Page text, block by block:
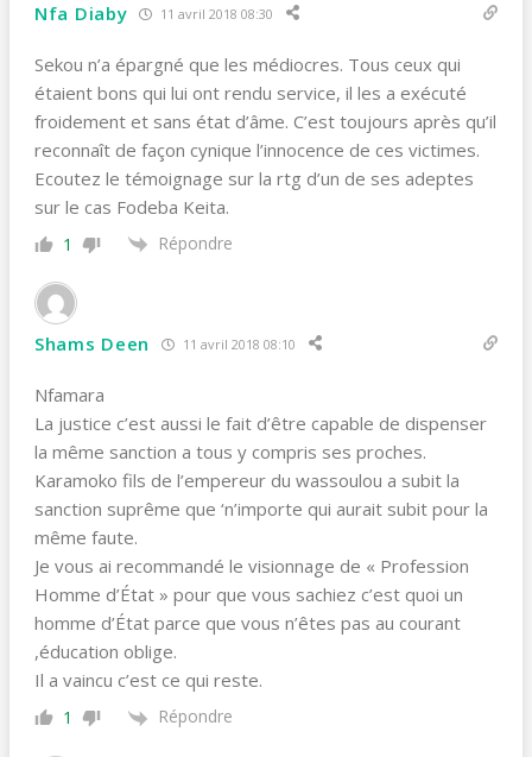
Nfa Diaby 11 avril 2018 08:30
Sekou n’a épargné que les médiocres. Tous ceux qui
étaient bons qui lui ont rendu service, il les a exécuté
froidement et sans état d’âme. C’est toujours après qu’il
reconnaît de façon cynique l’innocence de ces victimes.
Ecoutez le témoignage sur la rtg d’un de ses adeptes
sur le cas Fodeba Keita.
1 Répondre
Shams Deen 11 avril 2018 08:10
Nfamara
La justice c’est aussi le fait d’être capable de dispenser
la même sanction a tous y compris ses proches.
Karamoko fils de l’empereur du wassoulou a subit la
sanction suprême que ‘n’importe qui aurait subit pour la
même faute.
Je vous ai recommandé le visionnage de « Profession
Homme d’État » pour que vous sachiez c’est quoi un
homme d’État parce que vous n’êtes pas au courant
,éducation oblige.
Il a vaincu c’est ce qui reste.
1 Répondre